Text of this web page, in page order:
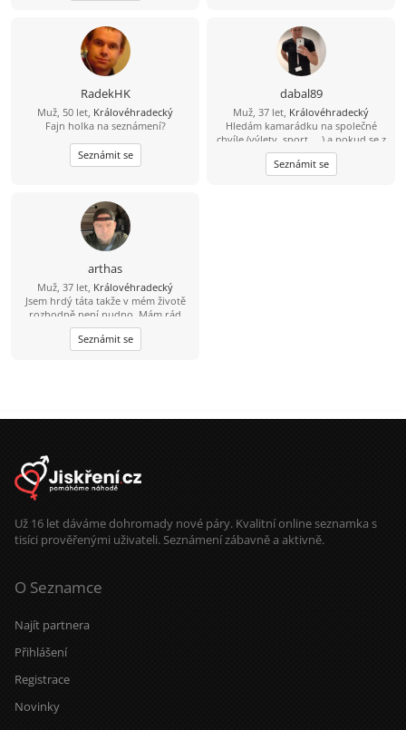
RadekHK
Muž, 50 let, Královéhradecký
Fajn holka na seznámení?
Seznámit se
dabal89
Muž, 37 let, Královéhradecký
Hledám kamarádku na společné
chvíle (výlety, sport, ...) a pokud se z
toho vyklube něco víc, budu velmi
rád ... :-)
Seznámit se
arthas
Muž, 37 let, Královéhradecký
Jsem hrdý táta takže v mém životě
rozhodně není nudno. Mám rád
aktivní odpočinek – vyrazit na
procházku, do přírody nebo na výlet
je pro mě ideální způsob, jak vyčistit
pohodovou ženu, se kterou je
životní styl, ráda vyrazíš ven a máš
pro strach uděláno, budeme si
skvěle rozumět.
Seznámit se
Už 16 let dáváme dohromady nové páry. Kvalitní online seznamka s
tisíci prověřenými uživateli. Seznámení zábavně a aktivně.
O Seznamce
Najít partnera
Přihlášení
Registrace
Novinky